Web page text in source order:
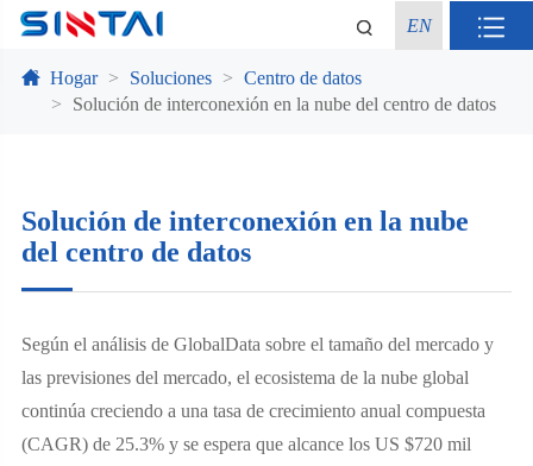
EN
Hogar Soluciones
Centro de datos
Solución de interconexión en la nube del centro de datos
Solución de interconexión en la nube
del centro de datos
Según el análisis de GlobalData sobre el tamaño del mercado y
las previsiones del mercado, el ecosistema de la nube global
continúa creciendo a una tasa de crecimiento anual compuesta
(CAGR) de 25.3% y se espera que alcance los US $720 mil